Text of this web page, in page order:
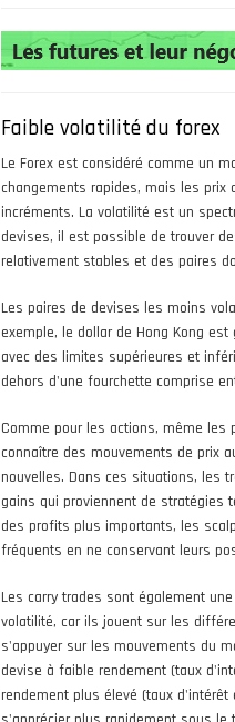
Faible volatilité du forex
Le Forex est considéré comme un
changements rapides, mais les prix
incréments. La volatilité est un
devises, il est possible de trouver
relativement stables et des paires
Les paires de devises les moins
exemple, le dollar de Hong Kong
avec des limites supérieures et
dehors d'une fourchette comprise
Comme pour les actions, même
connaître des mouvements de prix
nouvelles. Dans ces situations, les
gains qui proviennent de stratégies
des profits plus importants, les
fréquents en ne conservant leurs
Les carry trades sont également
volatilité, car ils jouent sur les
s'appuyer sur les mouvements du
devise à faible rendement (taux
rendement plus élevé (taux